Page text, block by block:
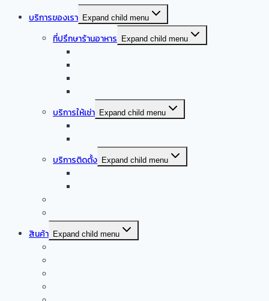
บริการของเรา Expand child menu
ที่ปรึกษาร้านอาหาร Expand child menu
บริการให้เช่า Expand child menu
บริการติดตั้ง Expand child menu
สินค้า Expand child menu